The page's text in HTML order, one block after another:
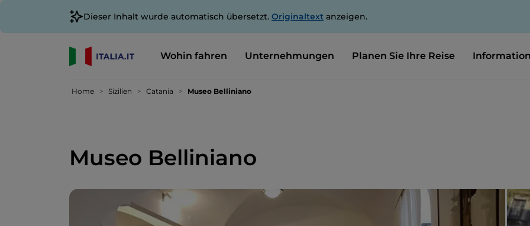
Dieser Inhalt wurde automatisch übersetzt. Originaltext anzeigen.
Wohin fahren Unternehmungen Planen Sie Ihre Reise
Home Sizilien Catania Museo Belliniano
Museo Belliniano